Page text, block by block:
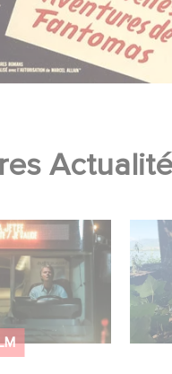
pour le
Franck
Le
Le